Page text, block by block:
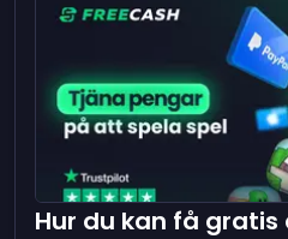
Hur du kan få